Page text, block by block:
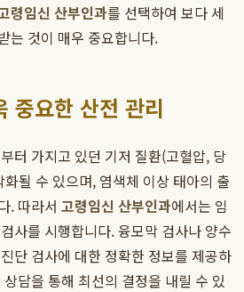
령임신 산부인과를 선택하여 보다 세
는 것이 매우 중요합니다.
중요한 산전 관리
터 가지고 있던 기저 질환(고혈압, 당
될 수 있으며, 염색체 이상 태아의 출
. 따라서 고령임신 산부인과에서는 임
사를 시행합니다. 융모막 검사나 양수
단 검사에 대한 정확한 정보를 제공하
담을 통해 최선의 결정을 내릴 수 있